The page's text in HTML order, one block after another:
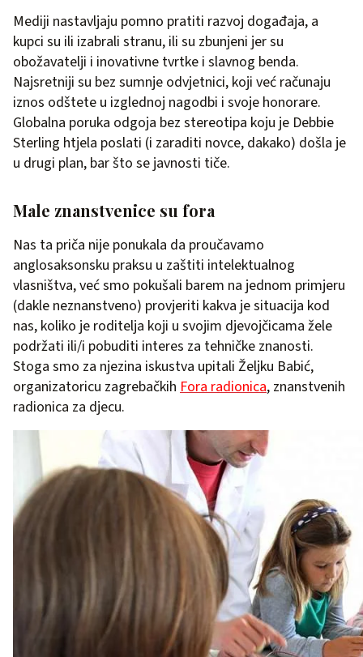
Mediji nastavljaju pomno pratiti razvoj događaja, a
kupci su ili izabrali stranu, ili su zbunjeni jer su
obožavatelji i inovativne tvrtke i slavnog benda.
Najsretniji su bez sumnje odvjetnici, koji već računaju
iznos odštete u izglednoj nagodbi i svoje honorare.
Globalna poruka odgoja bez stereotipa koju je Debbie
Sterling htjela poslati (i zaraditi novce, dakako) došla je
u drugi plan, bar što se javnosti tiče.
Male znanstvenice su fora
Nas ta priča nije ponukala da proučavamo
anglosaksonsku praksu u zaštiti intelektualnog
vlasništva, već smo pokušali barem na jednom primjeru
(dakle neznanstveno) provjeriti kakva je situacija kod
nas, koliko je roditelja koji u svojim djevojčicama žele
podržati ili/i pobuditi interes za tehničke znanosti.
Stoga smo za njezina iskustva upitali Željku Babić,
organizatoricu zagrebačkih Fora radionica, znanstvenih
radionica za djecu.